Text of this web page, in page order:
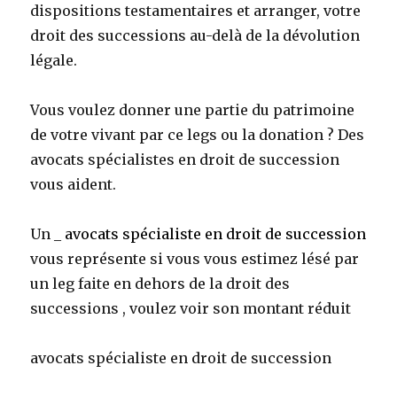
dispositions testamentaires et arranger, votre
droit des successions au-delà de la dévolution
légale.
Vous voulez donner une partie du patrimoine
de votre vivant par ce legs ou la donation ? Des
avocats spécialistes en droit de succession
vous aident.
Un _
avocats spécialiste en droit de succession
vous représente si vous vous estimez lésé par
un leg faite en dehors de la droit des
successions , voulez voir son montant réduit
avocats spécialiste en droit de succession